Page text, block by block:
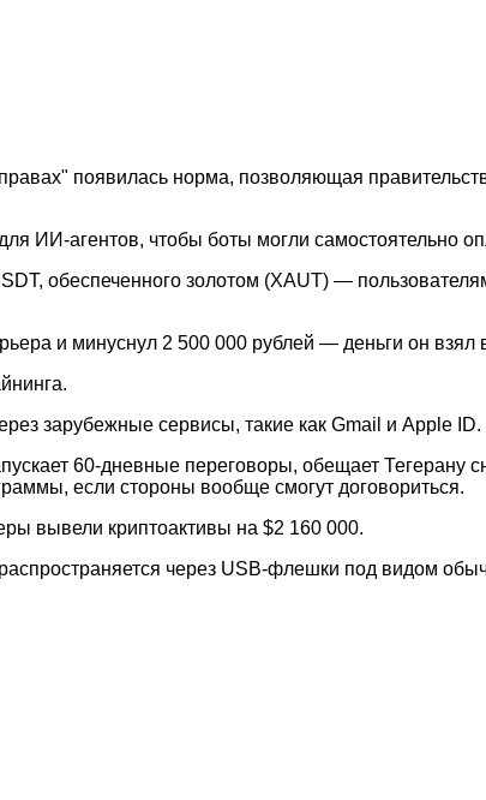
появилась норма, позволяющая
ИИ-агентов, чтобы боты могли самостоятельно
обеспеченного золотом (XAUT) —
и минуснул 2 500 000 рублей — деньги он взял
зарубежные сервисы, такие как Gmail и Apple ID.
60-дневные переговоры, обещает Тегерану
если стороны вообще смогут договориться.
вывели криптоактивы на $2 160 000.
через USB-флешки под видом